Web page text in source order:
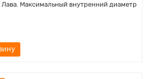
Лава. Максимальный внутренний диаметр